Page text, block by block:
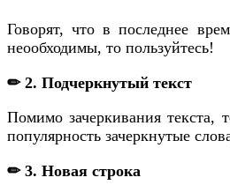
Говорят, что в последнее
неообходимы, то пользуйтесь!
✏ 2. Подчеркнутый текст
Помимо зачеркивания текста,
популярность зачеркнутые
✏ 3. Новая строка